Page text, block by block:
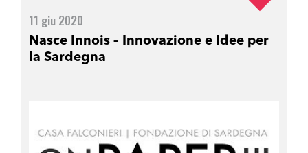
11 giu 2020
Nasce Innois – Innovazione e Idee per
la Sardegna